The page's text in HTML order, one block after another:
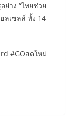
ย่าง “ไทยช่วย
ลเซลล์ ทั้ง 14
#GOสดใหม่